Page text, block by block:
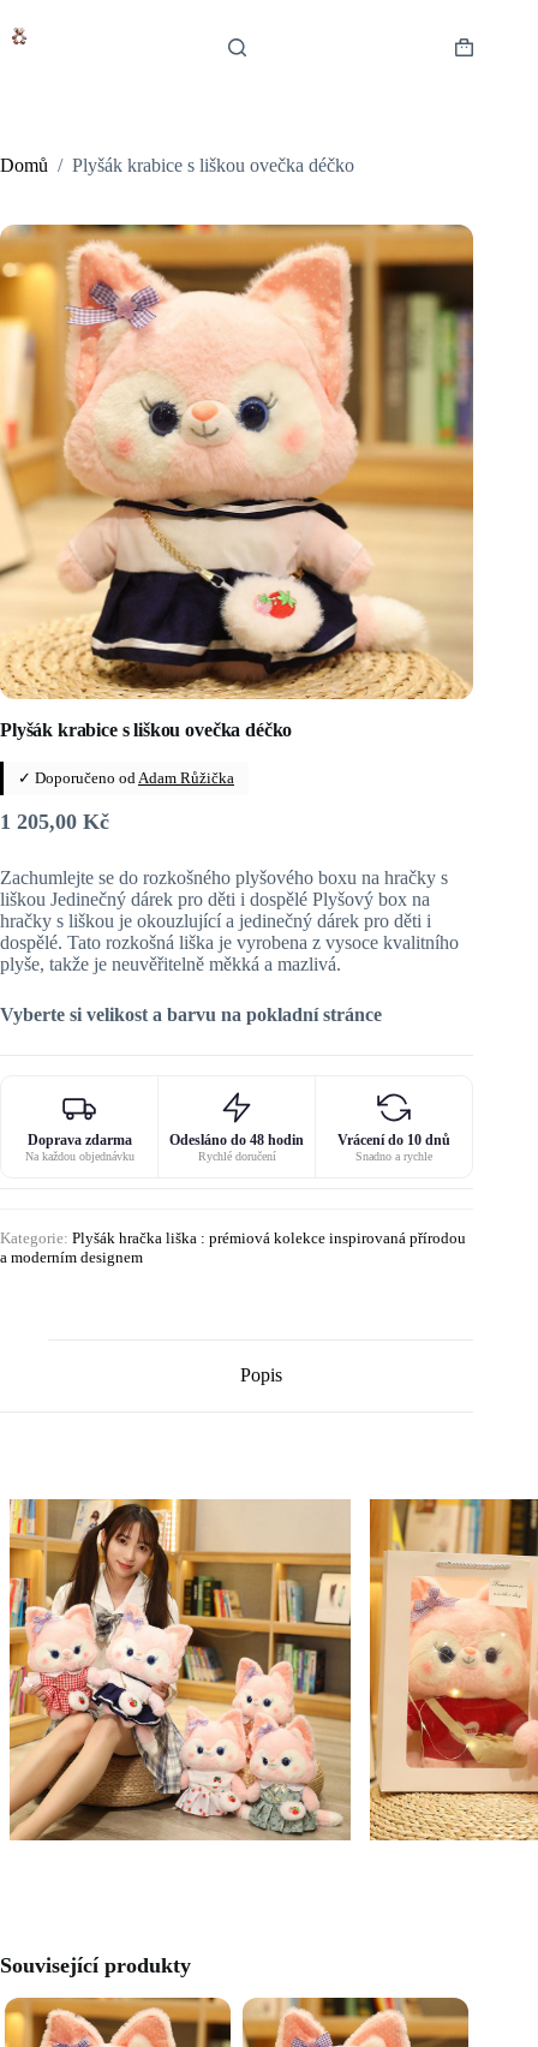
Shopping
Domů / Plyšák krabice s liškou ovečka déčko
Plyšák krabice s liškou ovečka déčko
✓ Doporučeno od Adam Růžička
1 205,00 Kč
Zachumlejte se do rozkošného plyšového boxu na hračky s
liškou Jedinečný dárek pro děti i dospělé Plyšový box na
hračky s liškou je okouzlující a jedinečný dárek pro děti i
dospělé. Tato rozkošná liška je vyrobena z vysoce kvalitního
plyše, takže je neuvěřitelně měkká a mazlivá.
Vyberte si velikost a barvu na pokladní stránce
Doprava zdarma
Na každou objednávku
Odesláno do 48 hodin
Rychlé doručení
Vrácení do 10 dnů
Snadno a rychle
Kategorie: Plyšák hračka liška : prémiová kolekce inspirovaná přírodou
a moderním designem
Popis
Související produkty